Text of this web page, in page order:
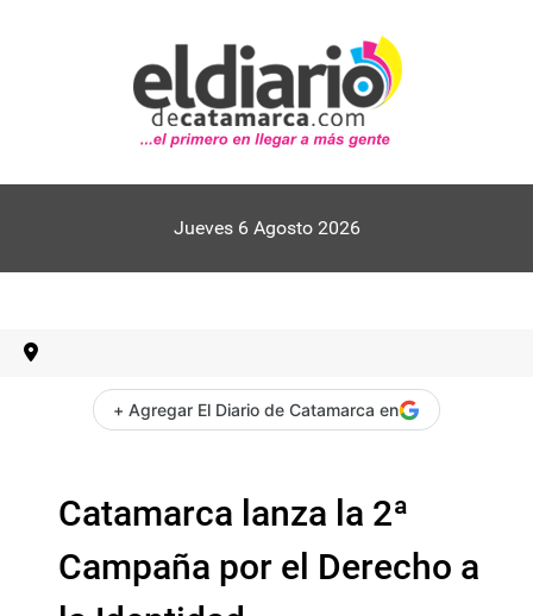
Jueves 6 Agosto 2026
+ Agregar El Diario de Catamarca en
Catamarca lanza la 2ª
Campaña por el Derecho a